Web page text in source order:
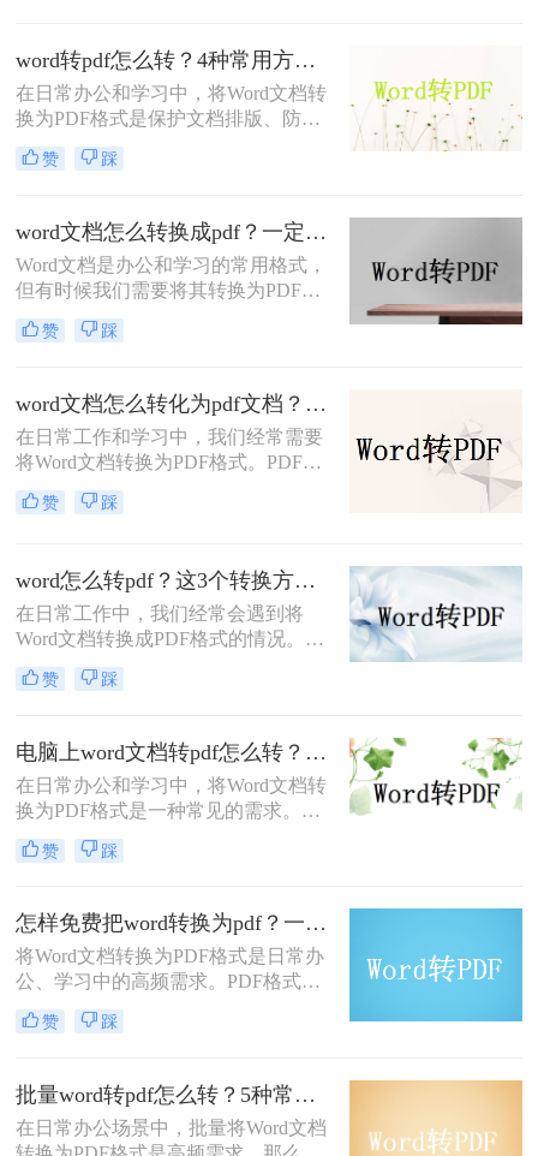
Word转换为PDF的方法。
word转pdf怎么转？4种常用方法详解！
在日常办公和学习中，将Word文档转
换为PDF格式是保护文档排版、防止
篡改的重要需求。那么word转pdf怎么
转呢？本文将介绍几种常用方法，帮
赞 踩
word文档怎么转换成pdf？一定要试试这四种方法！
Word文档是办公和学习的常用格式，
但有时候我们需要将其转换为PDF格
式，以确保文档内容的稳定性和可读
性。PDF格式可以保留文档的原始格
查看时都能保持一致性。那么word文
档怎么转换成pdf呢？下面将介绍四种
将Word文档转换成PDF的方法，帮助
您轻松完成转换。
赞 踩
word文档怎么转化为pdf文档？3 种实用转换方法，完美保留原文档格式！
在日常工作和学习中，我们经常需要
将Word文档转换为PDF格式。PDF文
件不仅格式稳定、兼容性强，还能保
持文档的原始布局和格式，使得文档
文档怎么转化为pdf文档，并给出多种
方法及其步骤。
赞 踩
word怎么转pdf？这3个转换方法赶紧收藏起来
在日常工作中，我们经常会遇到将
Word文档转换成PDF格式的情况。
PDF格式不仅可以保留文档的格式和
布局，还可以保证文档在不同设备上
word怎么转PDF，以及一些常见的
Word转PDF问题。
赞 踩
电脑上word文档转pdf怎么转？教你二种实用转换方法！
在日常办公和学习中，将Word文档转
换为PDF格式是一种常见的需求。
PDF格式具有跨平台、不易被篡改和
保持原样展示等优点，因此广泛应用
上word文档转pdf怎么转呢？本文将介
绍两种将Word文档转换为PDF的方
法。
赞 踩
怎样免费把word转换为pdf？一文掌握所有常用方法！
将Word文档转换为PDF格式是日常办
公、学习中的高频需求。PDF格式能
确保文件内容在不同设备上显示一
致，且不易被篡改。那么怎样免费把
种免费转换方法，助你高效完成转
换。
赞 踩
批量word转pdf怎么转？5种常用方法详解！
在日常办公场景中，批量将Word文档